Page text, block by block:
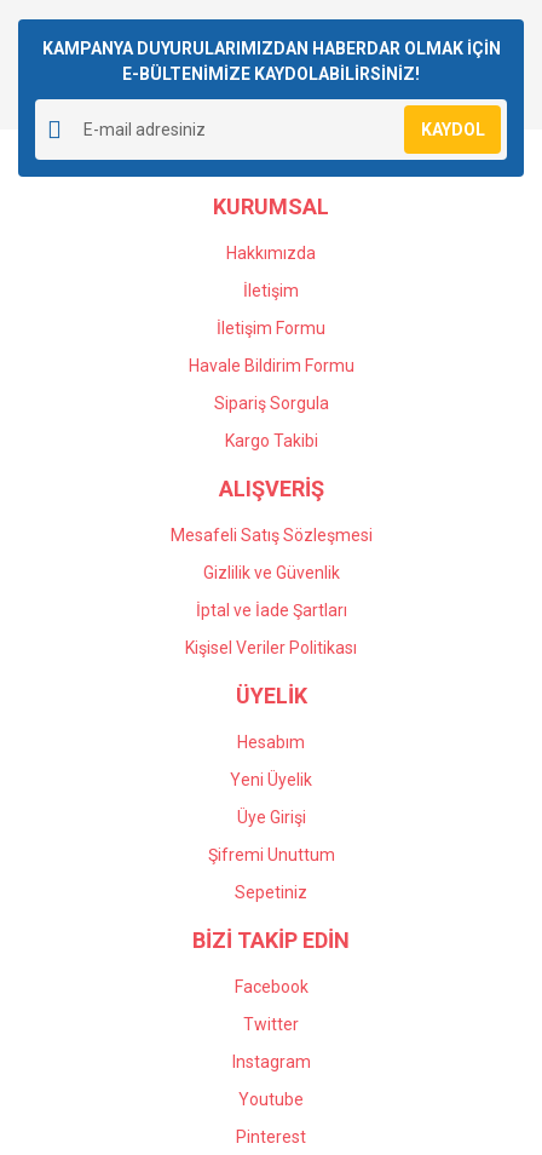
Yorum Yaz
kullanarak tarafımıza iletebilirsiniz.
Görüş ve önerileriniz için teşekkür ederiz.
Ürün resmi kalitesiz, bozuk veya görüntülenemiyor.
Ürün açıklamasında eksik bilgiler bulunuyor.
Ürün bilgilerinde hatalar bulunuyor.
Ürün fiyatı diğer sitelerden daha pahalı.
Gönder
KAMPANYA DUYURULARIMIZDAN HABERDAR OLMAK İÇİN
E-BÜLTENİMİZE KAYDOLABİLİRSİNİZ!
KAYDOL
KURUMSAL
Hakkımızda
İletişim
İletişim Formu
Havale Bildirim Formu
Sipariş Sorgula
Kargo Takibi
ALIŞVERİŞ
Mesafeli Satış Sözleşmesi
Gizlilik ve Güvenlik
İptal ve İade Şartları
Kişisel Veriler Politikası
ÜYELİK
Hesabım
Yeni Üyelik
Üye Girişi
Şifremi Unuttum
Sepetiniz
BİZİ TAKİP EDİN
Facebook
Twitter
Instagram
Youtube
Pinterest